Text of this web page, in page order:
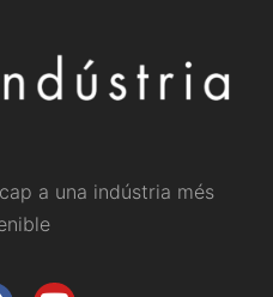
a una indústria més